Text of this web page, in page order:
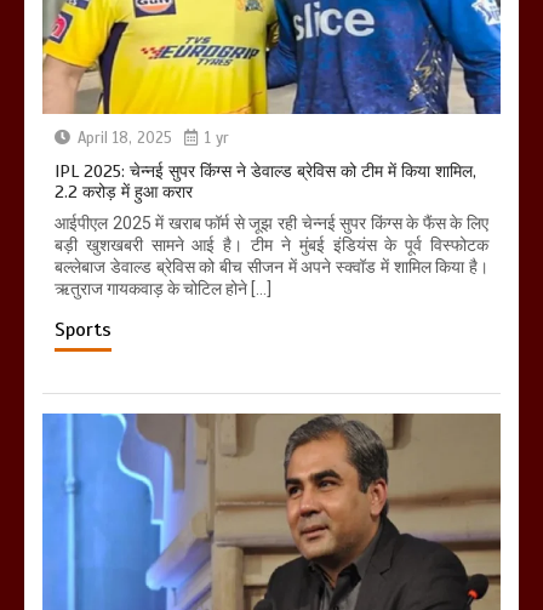
April 18, 2025 1 yr
IPL 2025: चेन्नई सुपर किंग्स ने डेवाल्ड ब्रेविस को टीम में किया शामिल,
2.2 करोड़ में हुआ करार
आईपीएल 2025 में खराब फॉर्म से जूझ रही चेन्नई सुपर किंग्स के फैंस के लिए
बड़ी खुशखबरी सामने आई है। टीम ने मुंबई इंडियंस के पूर्व विस्फोटक
बल्लेबाज डेवाल्ड ब्रेविस को बीच सीजन में अपने स्क्वॉड में शामिल किया है।
ऋतुराज गायकवाड़ के चोटिल होने […]
Sports